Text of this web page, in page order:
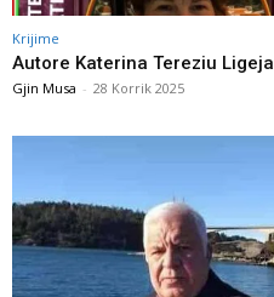
Krijime
Autore Katerina Tereziu Ligeja
Gjin Musa - 28 Korrik 2025